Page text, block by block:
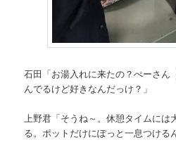
石田「お湯入れに来たの？ぺーさん
んでるけど好きなんだっけ？」
上野君「そうね～。休憩タイムには
る。ポットだけにぽっと一息つける